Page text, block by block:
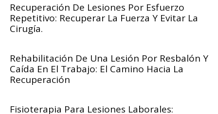
Recuperación De Lesiones Por Esfuerzo
Repetitivo: Recuperar La Fuerza Y Evitar La
Cirugía.
Rehabilitación De Una Lesión Por Resbalón Y
Caída En El Trabajo: El Camino Hacia La
Recuperación
Fisioterapia Para Lesiones Laborales: